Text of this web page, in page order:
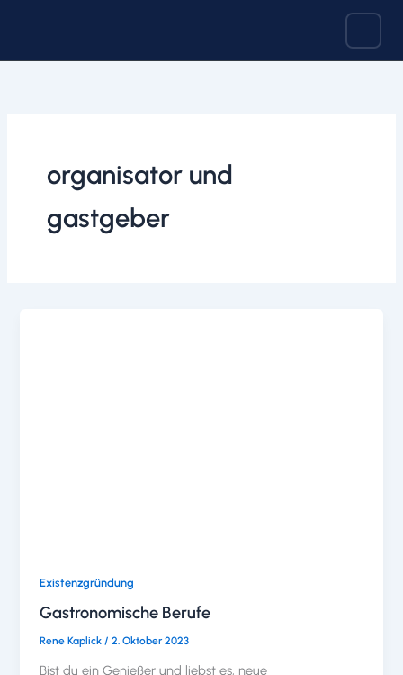
organisator und
gastgeber
Existenzgründung
Gastronomische Berufe
Rene Kaplick/2. Oktober 2023
Bist du ein Genießer und liebst es, neue